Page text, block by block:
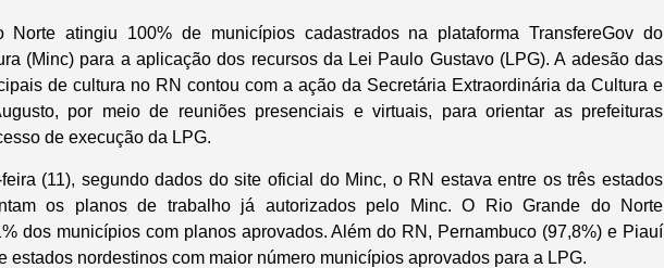
atingiu 100% de municípios cadastrados na plataforma TransfereGov do
(Minc) para a aplicação dos recursos da Lei Paulo Gustavo (LPG). A adesão das
de cultura no RN contou com a ação da Secretária Extraordinária da Cultura e
por meio de reuniões presenciais e virtuais, para orientar as prefeituras
de execução da LPG.
(11), segundo dados do site oficial do Minc, o RN estava entre os três estados
os planos de trabalho já autorizados pelo Minc. O Rio Grande do Norte
dos municípios com planos aprovados. Além do RN, Pernambuco (97,8%) e Piauí
estados nordestinos com maior número municípios aprovados para a LPG.